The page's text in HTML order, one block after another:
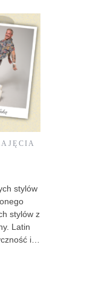
stylów
stylów z
Latin
i…